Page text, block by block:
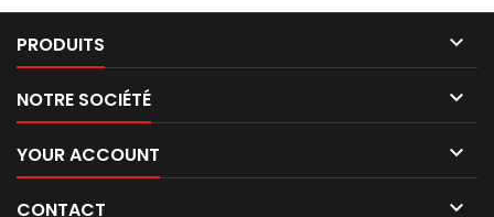
PRODUITS 
NOTRE SOCIÉTÉ 
YOUR ACCOUNT 
CONTACT 